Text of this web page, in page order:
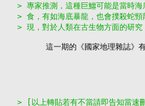
> 專家推測，這種巨鱷可能是當時
> 食，有如海底暴龍，也會撲殺蛇
> 現，對於人類在古生物方面的研究
這一期的《國家地理雜誌》
> [以上轉貼若有不當請即告知當速